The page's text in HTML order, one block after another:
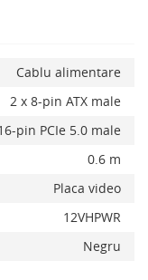
Cablu alimentare
2 x 8-pin ATX male
pin PCIe 5.0 male
0.6 m
Placa video
12VHPWR
Negru